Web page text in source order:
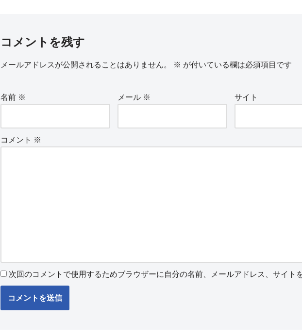
コメントを残す
メールアドレスが公開されることはありません。 ※ が付いている欄は必須項目です
名前 ※ メール ※ サイト
コメント ※
次回のコメントで使用するためブラウザーに自分の名前、メールアドレス、サイト